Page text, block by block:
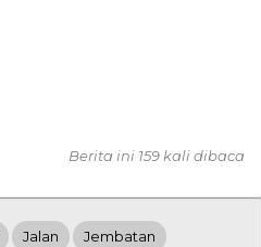
Berita ini 159 kali dibaca
Jalan Jembatan